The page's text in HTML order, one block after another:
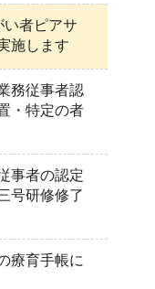
者ピアサ
施します
務従事者認
・特定の者
事者の認定
号研修修了
療育手帳に